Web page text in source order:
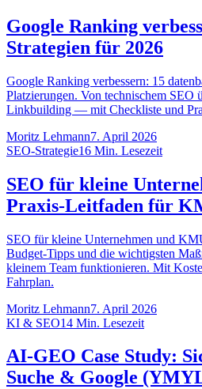
Google Ranking
Strategien für 2026
Google Ranking verbessern: 15
Platzierungen. Von technischem SEO
Linkbuilding — mit Checkliste und
Moritz Lehmann7. April 2026
SEO-Strategie16 Min. Lesezeit
SEO für kleine
Praxis-Leitfaden für
SEO für kleine Unternehmen und
Budget-Tipps und die wichtigsten
kleinem Team funktionieren. Mit
Fahrplan.
Moritz Lehmann7. April 2026
KI & SEO14 Min. Lesezeit
AI-GEO Case Study:
Suche & Google